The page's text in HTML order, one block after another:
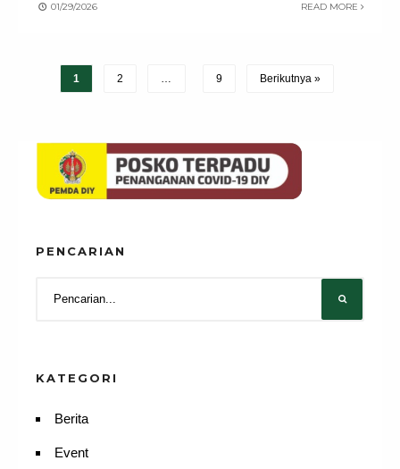
01/29/2026 READ MORE
1 2 … 9 Berikutnya »
PENCARIAN
KATEGORI
Berita
Event